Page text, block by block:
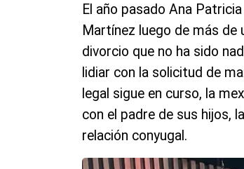
El año pasado Ana
Martínez luego de más de
divorcio que no ha sido
lidiar con la solicitud de
legal sigue en curso, la
con el padre de sus hijos,
relación conyugal.